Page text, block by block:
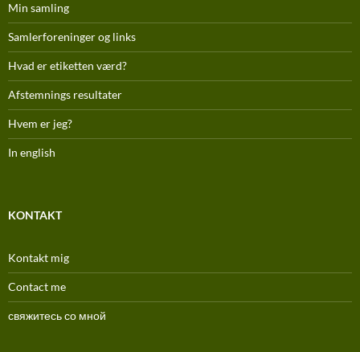
Min samling
Samlerforeninger og links
Hvad er etiketten værd?
Afstemnings resultater
Hvem er jeg?
In english
KONTAKT
Kontakt mig
Contact me
свяжитесь со мной